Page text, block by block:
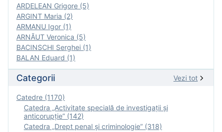
ARDELEAN Grigore (5)
ARGINT Maria (2)
ARMANU Igor (1)
ARNĂUT Veronica (5)
BACINSCHI Serghei (1)
BALAN Eduard (1)
Categorii Vezi tot
Catedre (1170)
Catedra „Activitate specială de investigaţii şi
anticorupție” (142)
Catedra „Drept penal și criminologie” (318)